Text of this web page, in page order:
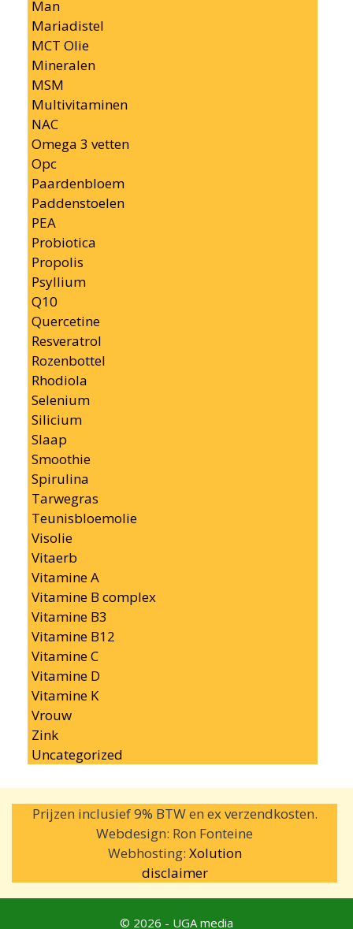
Man
Mariadistel
MCT Olie
Mineralen
MSM
Multivitaminen
NAC
Omega 3 vetten
Opc
Paardenbloem
Paddenstoelen
PEA
Probiotica
Propolis
Psyllium
Q10
Quercetine
Resveratrol
Rozenbottel
Rhodiola
Selenium
Silicium
Slaap
Smoothie
Spirulina
Tarwegras
Teunisbloemolie
Visolie
Vitaerb
Vitamine A
Vitamine B complex
Vitamine B3
Vitamine B12
Vitamine C
Vitamine D
Vitamine K
Vrouw
Zink
Uncategorized
Prijzen inclusief 9% BTW en ex verzendkosten.
Webdesign: Ron Fonteine
Webhosting: Xolution
disclaimer
© 2026 - UGA media